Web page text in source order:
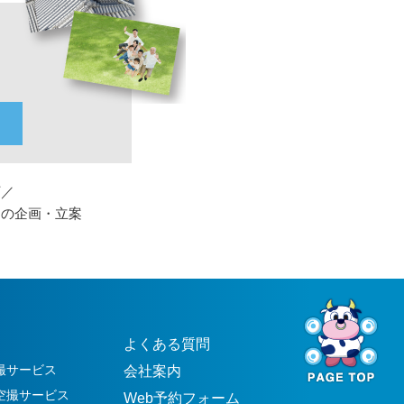
企画・立案
サービス
撮サービス
よくある質問
会社案内
Web予約フォーム